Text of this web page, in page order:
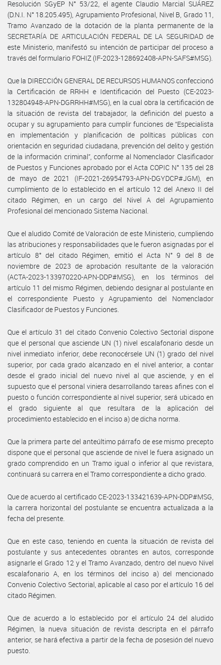
Resolución SGyEP N° 53/22, el agente Claudio Marcial SUÁREZ
(D.N.I. N° 18.205.495), Agrupamiento Profesional, Nivel B, Grado 11,
Tramo Avanzado de la dotación de la planta permanente de la
SECRETARÍA DE ARTICULACIÓN FEDERAL DE LA SEGURIDAD de
este Ministerio, manifestó su intención de participar del proceso a
través del formulario FOHIZ (IF-2023-128692408-APN-SAFS#MSG).
Que la DIRECCIÓN GENERAL DE RECURSOS HUMANOS confeccionó
la Certificación de RRHH e Identificación del Puesto (CE-2023-
132804948-APN-DGRRHH#MSG), en la cual obra la certificación de
la situación de revista del trabajador, la definición del puesto a
ocupar y su agrupamiento para cumplir funciones de “Especialista
en implementación y planificación de políticas públicas con
orientación en seguridad ciudadana, prevención del delito y gestión
de la información criminal”, conforme al Nomenclador Clasificador
de Puestos y Funciones aprobado por el Acta COPIC N° 135 del 28
de mayo de 2021 (IF-2021-26954793-APN-DGYDCP#JGM), en
cumplimiento de lo establecido en el artículo 12 del Anexo II del
citado Régimen, en un cargo del Nivel A del Agrupamiento
Profesional del mencionado Sistema Nacional.
Que el aludido Comité de Valoración de este Ministerio, cumpliendo
las atribuciones y responsabilidades que le fueron asignadas por el
artículo 8° del citado Régimen, emitió el Acta N° 9 del 8 de
noviembre de 2023 de aprobación resultante de la valoración
(ACTA-2023-133970220-APN-DDP#MSG), en los términos del
artículo 11 del mismo Régimen, debiendo designar al postulante en
el correspondiente Puesto y Agrupamiento del Nomenclador
Clasificador de Puestos y Funciones.
Que el artículo 31 del citado Convenio Colectivo Sectorial dispone
que el personal que asciende UN (1) nivel escalafonario desde un
nivel inmediato inferior, debe reconocérsele UN (1) grado del nivel
superior, por cada grado alcanzado en el nivel anterior, a contar
desde el grado inicial del nuevo nivel al que asciende, y en el
supuesto que el personal viniera desarrollando tareas afines con el
puesto o función correspondiente al nivel superior, será ubicado en
el grado siguiente al que resultara de la aplicación del
procedimiento establecido en el inciso a) de dicha norma.
Que la primera parte del anteúltimo párrafo de ese mismo precepto
dispone que el personal que asciende de nivel le fuera asignado un
grado comprendido en un Tramo igual o inferior al que revistara,
continuará su carrera en el Tramo correspondiente a dicho grado.
Que de acuerdo al certificado CE-2023-133421639-APN-DDP#MSG,
la carrera horizontal del postulante se encuentra actualizada a la
fecha del presente.
Que en este caso, teniendo en cuenta la situación de revista del
postulante y sus antecedentes obrantes en autos, corresponde
asignarle el Grado 12 y el Tramo Avanzado, dentro del nuevo Nivel
escalafonario A, en los términos del inciso a) del mencionado
Convenio Colectivo Sectorial, aplicable al caso por el artículo 16 del
citado Régimen.
Que de acuerdo a lo establecido por el artículo 24 del aludido
Régimen, la nueva situación de revista descripta en el párrafo
anterior, se hará efectiva a partir de la fecha de posesión del nuevo
puesto.